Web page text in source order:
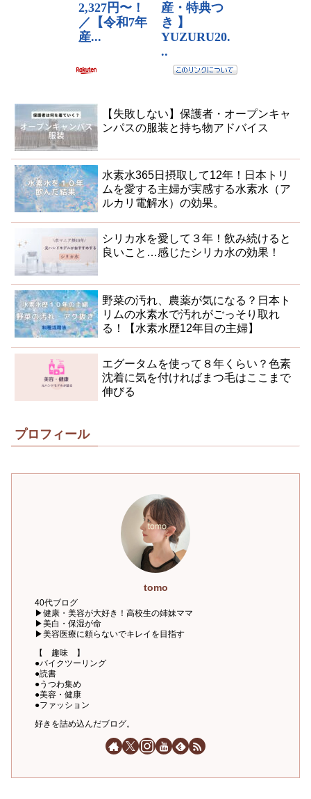
【失敗しない】保護者・オープンキャ
ンパスの服装と持ち物アドバイス
水素水365日摂取して12年！日本トリ
ムを愛する主婦が実感する水素水（ア
ルカリ電解水）の効果。
シリカ水を愛して３年！飲み続けると
良いこと…感じたシリカ水の効果！
野菜の汚れ、農薬が気になる？日本ト
リムの水素水で汚れがごっそり取れ
る！【水素水歴12年目の主婦】
エグータムを使って８年くらい？色素
沈着に気を付ければまつ毛はここまで
伸びる
プロフィール
tomo
40代ブログ
▶健康・美容が大好き！高校生の姉妹ママ
▶美白・保湿が命
▶美容医療に頼らないでキレイを目指す
【 趣味 】
●バイクツーリング
●読書
●うつわ集め
●美容・健康
●ファッション
好きを詰め込んだブログ。